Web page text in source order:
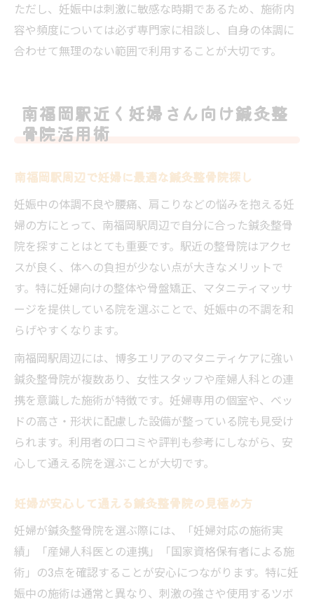
ただし、妊娠中は刺激に敏感な時期であるため、施術内
容や頻度については必ず専門家に相談し、自身の体調に
合わせて無理のない範囲で利用することが大切です。
南福岡駅近く妊婦さん向け鍼灸整
骨院活用術
南福岡駅周辺で妊婦に最適な鍼灸整骨院探し
妊娠中の体調不良や腰痛、肩こりなどの悩みを抱える妊
婦の方にとって、南福岡駅周辺で自分に合った鍼灸整骨
院を探すことはとても重要です。駅近の整骨院はアクセ
スが良く、体への負担が少ない点が大きなメリットで
す。特に妊婦向けの整体や骨盤矯正、マタニティマッサ
ージを提供している院を選ぶことで、妊娠中の不調を和
らげやすくなります。
南福岡駅周辺には、博多エリアのマタニティケアに強い
鍼灸整骨院が複数あり、女性スタッフや産婦人科との連
携を意識した施術が特徴です。妊婦専用の個室や、ベッ
ドの高さ・形状に配慮した設備が整っている院も見受け
られます。利用者の口コミや評判も参考にしながら、安
心して通える院を選ぶことが大切です。
妊婦が安心して通える鍼灸整骨院の見極め方
妊婦が鍼灸整骨院を選ぶ際には、「妊婦対応の施術実
績」「産婦人科医との連携」「国家資格保有者による施
術」の3点を確認することが安心につながります。特に妊
娠中の施術は通常と異なり、刺激の強さや使用するツボ